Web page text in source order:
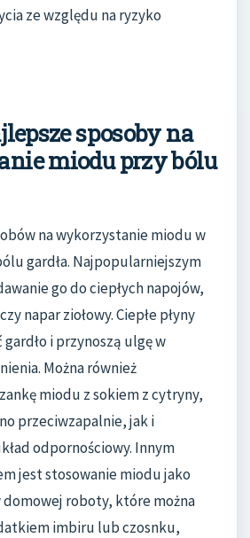
ze względu na ryzyko
sposoby na
miodu przy bólu
na wykorzystanie miodu w
gardła. Najpopularniejszym
go do ciepłych napojów,
napar ziołowy. Ciepłe płyny
i przynoszą ulgę w
Można również
miodu z sokiem z cytryny,
przeciwzapalnie, jak i
odpornościowy. Innym
jest stosowanie miodu jako
domowej roboty, które można
imbiru lub czosnku,